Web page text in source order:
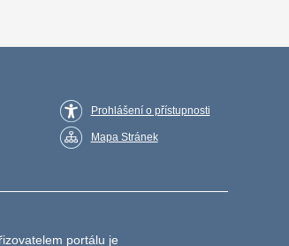
Prohlášení o přístupnosti
Mapa Stránek
portálu je